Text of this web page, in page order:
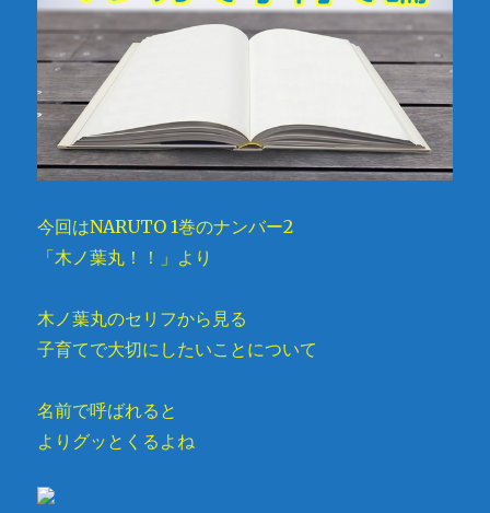
今回はNARUTO 1巻のナンバー2
「木ノ葉丸！！」より
木ノ葉丸のセリフから見る
子育てで大切にしたいことについて
名前で呼ばれると
よりグッとくるよね